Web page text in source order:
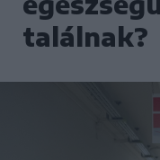
találnak?